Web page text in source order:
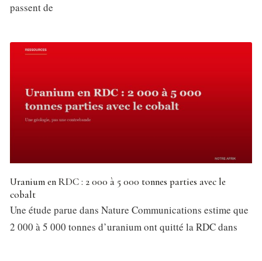
passent de
Uranium en RDC : 2 000 à 5 000 tonnes parties avec le
cobalt
Une étude parue dans Nature Communications estime que
2 000 à 5 000 tonnes d’uranium ont quitté la RDC dans